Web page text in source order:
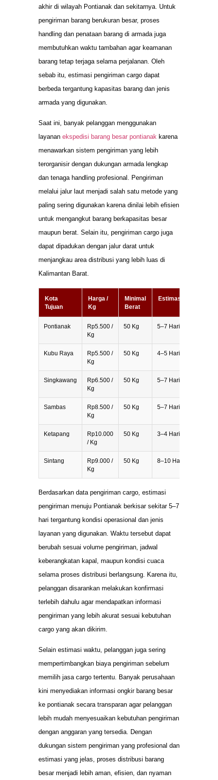
akhir di wilayah Pontianak dan sekitarnya. Untuk
pengiriman barang berukuran besar, proses
handling dan penataan barang di armada juga
membutuhkan waktu tambahan agar keamanan
barang tetap terjaga selama perjalanan. Oleh
sebab itu, estimasi pengiriman cargo dapat
berbeda tergantung kapasitas barang dan jenis
armada yang digunakan.
Saat ini, banyak pelanggan menggunakan
layanan ekspedisi barang besar pontianak karena
menawarkan sistem pengiriman yang lebih
terorganisir dengan dukungan armada lengkap
dan tenaga handling profesional. Pengiriman
melalui jalur laut menjadi salah satu metode yang
paling sering digunakan karena dinilai lebih efisien
untuk mengangkut barang berkapasitas besar
maupun berat. Selain itu, pengiriman cargo juga
dapat dipadukan dengan jalur darat untuk
menjangkau area distribusi yang lebih luas di
Kalimantan Barat.
Kota
Tujuan
Harga /
Kg
Minimal
Berat
Estimasi
Pontianak
Rp5.500 /
Kg
50 Kg 5–7 Hari
Kubu Raya
Rp5.500 /
Kg
50 Kg 4–5 Hari
Singkawang
Rp6.500 /
Kg
50 Kg 5–7 Hari
Sambas
Rp8.500 /
Kg
50 Kg 5–7 Hari
Ketapang
Rp10.000
/ Kg
50 Kg 3–4 Hari
Sintang
Rp9.000 /
Kg
50 Kg 8–10 Hari
Berdasarkan data pengiriman cargo, estimasi
pengiriman menuju Pontianak berkisar sekitar 5–7
hari tergantung kondisi operasional dan jenis
layanan yang digunakan. Waktu tersebut dapat
berubah sesuai volume pengiriman, jadwal
keberangkatan kapal, maupun kondisi cuaca
selama proses distribusi berlangsung. Karena itu,
pelanggan disarankan melakukan konfirmasi
terlebih dahulu agar mendapatkan informasi
pengiriman yang lebih akurat sesuai kebutuhan
cargo yang akan dikirim.
Selain estimasi waktu, pelanggan juga sering
mempertimbangkan biaya pengiriman sebelum
memilih jasa cargo tertentu. Banyak perusahaan
kini menyediakan informasi ongkir barang besar
ke pontianak secara transparan agar pelanggan
lebih mudah menyesuaikan kebutuhan pengiriman
dengan anggaran yang tersedia. Dengan
dukungan sistem pengiriman yang profesional dan
estimasi yang jelas, proses distribusi barang
besar menjadi lebih aman, efisien, dan nyaman